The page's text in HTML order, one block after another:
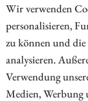
Wir verwenden
personalisieren,
zu können und
analysieren.
Verwendung
Medien, Werbung
1